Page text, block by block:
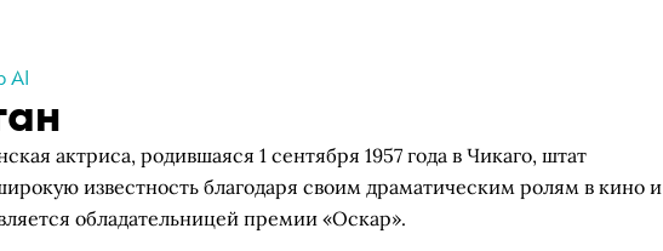
AI
актриса, родившаяся 1 сентября 1957 года в Чикаго, штат
известность благодаря своим драматическим ролям в кино и
обладательницей премии «Оскар».